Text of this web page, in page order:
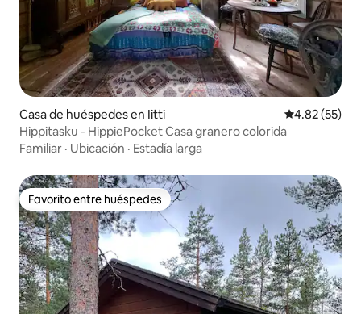
Casa de huéspedes en Iitti Calificación
4.82 (55)
Hippitasku - HippiePocket Casa granero colorida
Familiar · Ubicación · Estadía larga
Favorito entre huéspedes
Favorito entre huéspedes